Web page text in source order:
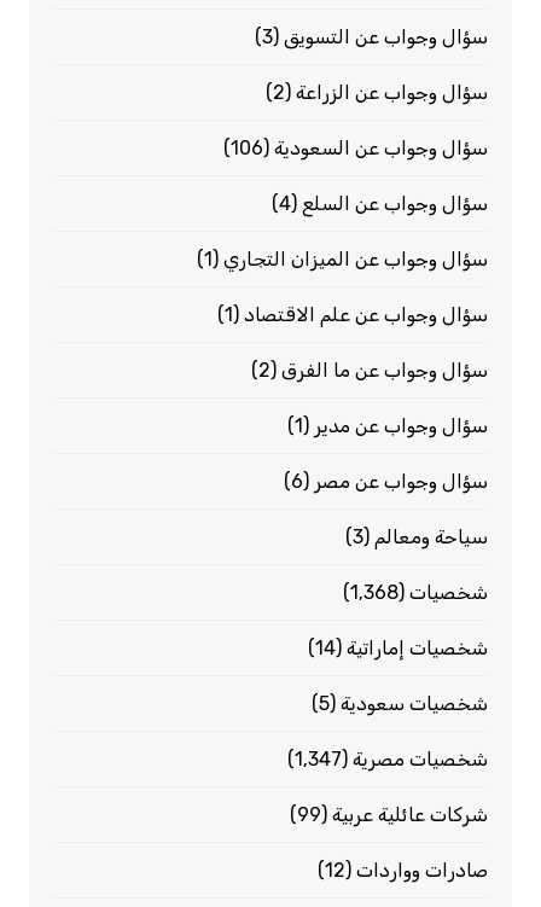
سؤال وجواب عن التسويق(3)
سؤال وجواب عن الزراعة(2)
سؤال وجواب عن السعودية(106)
سؤال وجواب عن السلع (4)
سؤال وجواب عن الميزان التجاري(1)
سؤال وجواب عن علم الاقتصاد(1)
سؤال وجواب عن ما الفرق(2)
سؤال وجواب عن مدير (1)
سؤال وجواب عن مصر (6)
سياحة ومعالم (3)
شخصيات(1٬368)
شخصيات إماراتية(14)
شخصيات سعودية(5)
شخصيات مصرية(1٬347)
شركات عائلية عربية(99)
صادرات وواردات(12)